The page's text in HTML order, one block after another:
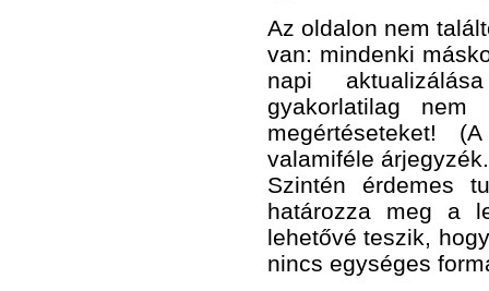
Az oldalon nem
van: mindenki
napi
gyakorlatilag nem
megértéseteket!
valamiféle
Szintén érdemes
határozza meg a
lehetővé teszik,
nincs egységes